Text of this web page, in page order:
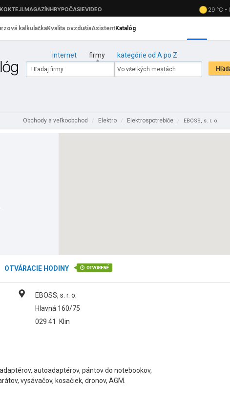
internet firmy kategórie od A po Z
Obchody a veľkoobchod / Elektro / Elektrospotrebiče / EBOSS, s. r. o.
OTVÁRACIE HODINY
EBOSS, s. r. o.
Hlavná 160/75
029 41
Klin
autoadaptérov, pántov do notebookov,
vysávačov, kosačiek, dronov, AGM.